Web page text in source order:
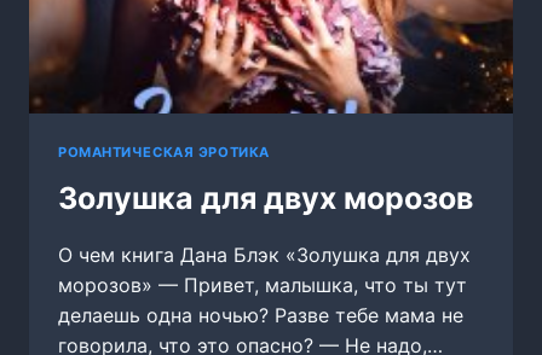
РОМАНТИЧЕСКАЯ ЭРОТИКА
Золушка для двух морозов
О чем книга Дана Блэк «Золушка для двух
морозов» — Привет, малышка, что ты тут
делаешь одна ночью? Разве тебе мама не
говорила, что это опасно? — Не надо,…